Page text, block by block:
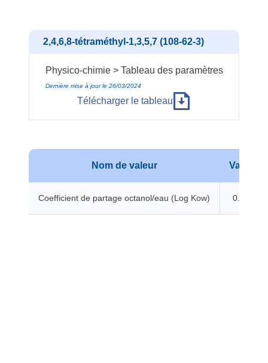
2,4,6,8-tétraméthyl-1,3,5,7 (108-62-3)
Physico-chimie > Tableau des paramètres
Dernière mise à jour le 26/03/2024
Télécharger le tableau
Nom de valeur Valeur
Coefficient de partage octanol/eau (Log Kow) 0.12 -